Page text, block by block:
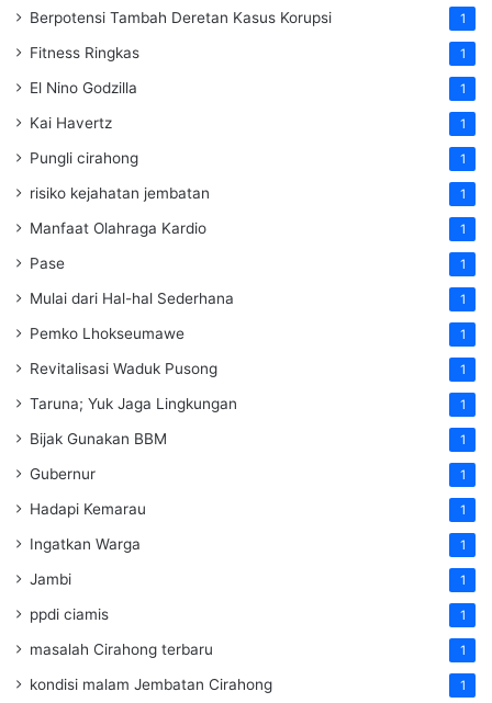
Berpotensi Tambah Deretan Kasus Korupsi 1
Fitness Ringkas 1
El Nino Godzilla 1
Kai Havertz 1
Pungli cirahong 1
risiko kejahatan jembatan 1
Manfaat Olahraga Kardio 1
Pase 1
Mulai dari Hal-hal Sederhana 1
Pemko Lhokseumawe 1
Revitalisasi Waduk Pusong 1
Taruna; Yuk Jaga Lingkungan 1
Bijak Gunakan BBM 1
Gubernur 1
Hadapi Kemarau 1
Ingatkan Warga 1
Jambi 1
ppdi ciamis 1
masalah Cirahong terbaru 1
kondisi malam Jembatan Cirahong 1